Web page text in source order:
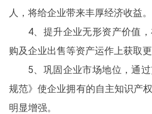
人，将给企业带来丰厚经济收益。
4、提升企业无形资产价值
购及企业出售等资产运作上获取更
5、巩固企业市场地位，通
规范》使企业拥有的自主知识产
明显增强。